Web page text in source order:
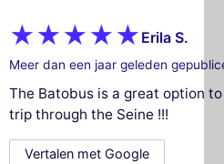
Erila S.
Meer dan een jaar geleden
The Batobus is a great option
trip through the Seine !!!
Vertalen met Google